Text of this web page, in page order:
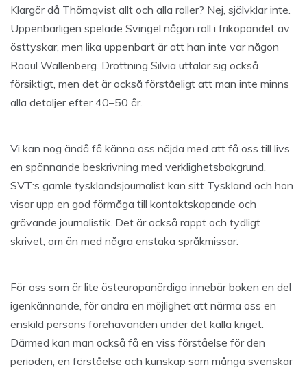
Klargör då Thörnqvist allt och alla roller? Nej, självklar inte.
Uppenbarligen spelade Svingel någon roll i friköpandet av
östtyskar, men lika uppenbart är att han inte var någon
Raoul Wallenberg. Drottning Silvia uttalar sig också
försiktigt, men det är också förståeligt att man inte minns
alla detaljer efter 40–50 år.
Vi kan nog ändå få känna oss nöjda med att få oss till livs
en spännande beskrivning med verklighetsbakgrund.
SVT:s gamle tysklandsjournalist kan sitt Tyskland och hon
visar upp en god förmåga till kontaktskapande och
grävande journalistik. Det är också rappt och tydligt
skrivet, om än med några enstaka språkmissar.
För oss som är lite östeuropanördiga innebär boken en del
igenkännande, för andra en möjlighet att närma oss en
enskild persons förehavanden under det kalla kriget.
Därmed kan man också få en viss förståelse för den
perioden, en förståelse och kunskap som många svenskar